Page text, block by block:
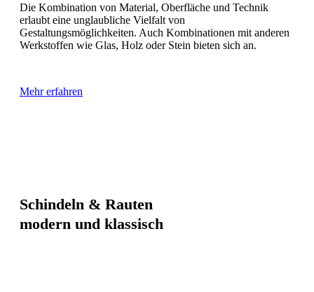
Die Kombination von Material, Oberfläche und Technik
erlaubt eine unglaubliche Vielfalt von
Gestaltungsmöglichkeiten. Auch Kombinationen mit anderen
Werkstoffen wie Glas, Holz oder Stein bieten sich an.
Mehr erfahren
Schindeln & Rauten
modern und klassisch